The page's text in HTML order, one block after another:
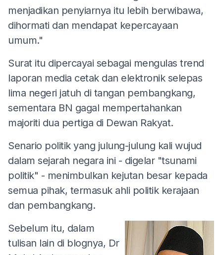
menjadikan penyiarnya itu lebih berwibawa,
dihormati dan mendapat kepercayaan
umum."
Surat itu dipercayai sebagai mengulas trend
laporan media cetak dan elektronik selepas
lima negeri jatuh di tangan pembangkang,
sementara BN gagal mempertahankan
majoriti dua pertiga di Dewan Rakyat.
Senario politik yang julung-julung kali wujud
dalam sejarah negara ini - digelar "tsunami
politik" - menimbulkan kejutan besar kepada
semua pihak, termasuk ahli politik kerajaan
dan pembangkang.
Sebelum itu, dalam
tulisan lain di blognya, Dr